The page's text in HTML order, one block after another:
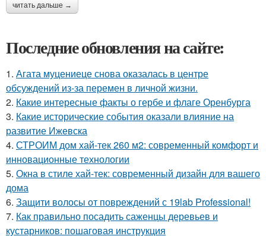
читать дальше →
Последние обновления на сайте:
1. Агата муцениеце снова оказалась в центре
обсуждений из-за перемен в личной жизни.
2. Какие интересные факты о гербе и флаге Оренбурга
3. Какие исторические события оказали влияние на
развитие Ижевска
4. СТРОИМ дом хай-тек 260 м2: современный комфорт и
инновационные технологии
5. Окна в стиле хай-тек: современный дизайн для вашего
дома
6. Защити волосы от повреждений с 19lab Professional!
7. Как правильно посадить саженцы деревьев и
кустарников: пошаговая инструкция